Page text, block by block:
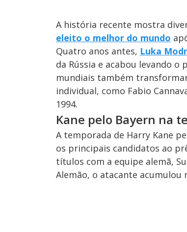
A história recente mostra
eleito o melhor do mundo
Quatro anos antes, Luka
da Rússia e acabou levando
mundiais também
individual, como Fabio
1994.
Kane pelo Bayern na
A temporada de Harry Kane
os principais candidatos ao
títulos com a equipe alemã,
Alemão, o atacante